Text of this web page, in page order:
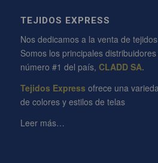
TEJIDOS EXPRESS
Nos dedicamos a la venta de
Somos los principales
número #1 del país, CLADD SA.
Tejidos Express ofrece una
de colores y estilos de telas
Leer más…